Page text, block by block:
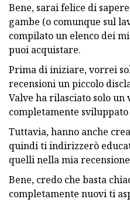
Bene, sarai felice di
gambe (o comunque sul
compilato un elenco dei
puoi acquistare.
Prima di iniziare, vorrei
recensioni un piccolo
Valve ha rilasciato solo un
completamente
Tuttavia, hanno anche
quindi ti indirizzerò
quelli nella mia
Bene, credo che basta
completamente nuovi ti